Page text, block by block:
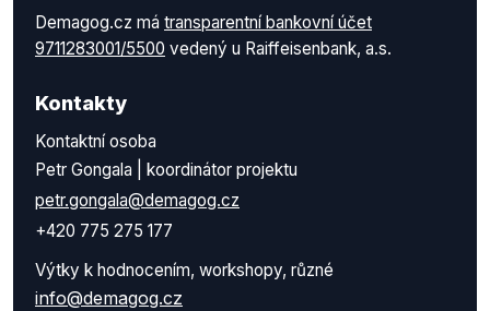
Demagog.cz má transparentní bankovní účet
9711283001/5500 vedený u Raiffeisenbank, a.s.
Kontakty
Kontaktní osoba
Petr Gongala | koordinátor projektu
petr.gongala@demagog.cz
+420 775 275 177
Výtky k hodnocením, workshopy, různé
info@demagog.cz